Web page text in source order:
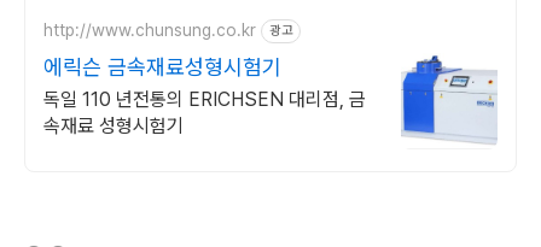
http://www.chunsung.co.kr 광고
에릭슨 금속재료성형시험기
독일 110 년전통의 ERICHSEN 대리점, 금
속재료 성형시험기